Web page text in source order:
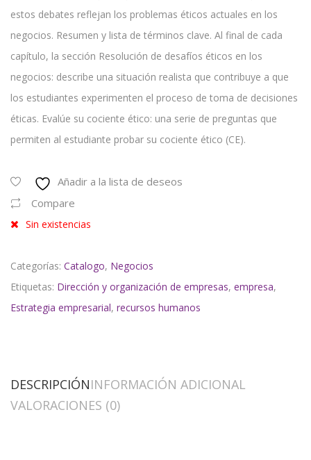
estos debates reflejan los problemas éticos actuales en los
negocios. Resumen y lista de términos clave. Al final de cada
capítulo, la sección Resolución de desafíos éticos en los
negocios: describe una situación realista que contribuye a que
los estudiantes experimenten el proceso de toma de decisiones
éticas. Evalúe su cociente ético: una serie de preguntas que
permiten al estudiante probar su cociente ético (CE).
Añadir a la lista de deseos
Compare
Sin existencias
Categorías: Catalogo, Negocios
Etiquetas: Dirección y organización de empresas, empresa,
Estrategia empresarial, recursos humanos
DESCRIPCIÓNINFORMACIÓN ADICIONAL
VALORACIONES (0)